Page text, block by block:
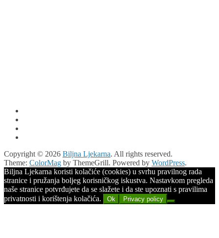
Copyright © 2026 Biljna Ljekarna. All rights reserved.
Theme: ColorMag by ThemeGrill. Powered by WordPress.
Biljna Ljekarna koristi kolačiće (cookies) u svrhu pravilnog rada
stranice i pružanja boljeg korisničkog iskustva. Nastavkom pregleda
naše stranice potvrđujete da se slažete i da ste upoznati s pravilima
privatnosti i korištenja kolačića.
Ok Privacy policy